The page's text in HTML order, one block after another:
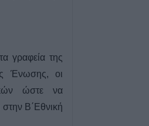
γραφεία της
Ένωσης, οι
ώστε να
Β΄Εθνική